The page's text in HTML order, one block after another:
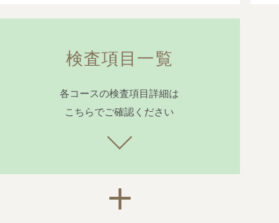
検査項目一覧
各コースの検査項目詳細は
こちらでご確認ください